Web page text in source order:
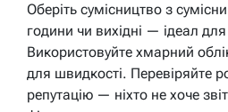
Оберіть сумісництво з
години чи вихідні — ідеал
Використовуйте хмарний
для швидкості. Перевіряйте
репутацію — ніхто не хоче